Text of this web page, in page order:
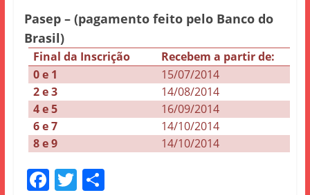
Pasep – (pagamento feito pelo Banco do
Brasil)
Final da Inscrição
Recebem a partir de:
0 e 1
15/07/2014
2 e 3
14/08/2014
4 e 5
16/09/2014
6 e 7
14/10/2014
8 e 9
14/10/2014
F T S